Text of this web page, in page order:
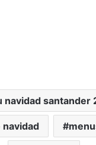
navidad santander